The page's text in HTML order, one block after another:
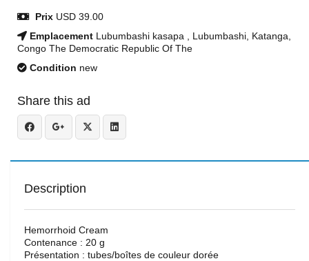
Prix USD 39.00
Emplacement Lubumbashi kasapa , Lubumbashi, Katanga,
Congo The Democratic Republic Of The
Condition new
Share this ad
Description
Hemorrhoid Cream
Contenance : 20 g
Présentation : tubes/boîtes de couleur dorée